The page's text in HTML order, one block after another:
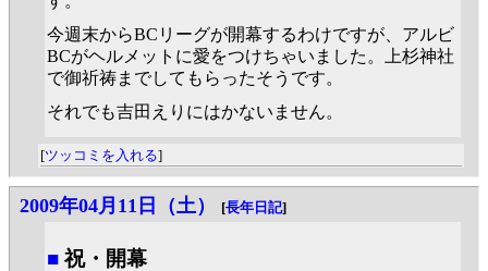
今週末からBCリーグが開幕するわけですが、アルビ
BCがヘルメットに愛をつけちゃいました。上杉神社
で御祈祷までしてもらったそうです。
それでも吉田えりにはかないません。
[ツッコミを入れる]
2009年04月11日（土） [長年日記]
■祝・開幕